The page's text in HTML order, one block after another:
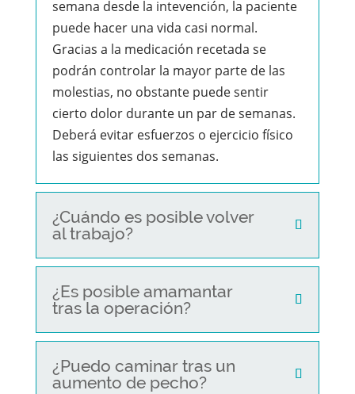
semana desde la intevención, la paciente
puede hacer una vida casi normal.
Gracias a la medicación recetada se
podrán controlar la mayor parte de las
molestias, no obstante puede sentir
cierto dolor durante un par de semanas.
Deberá evitar esfuerzos o ejercicio físico
las siguientes dos semanas.
¿Cuándo es posible volver
al trabajo?
¿Es posible amamantar
tras la operación?
¿Puedo caminar tras un
aumento de pecho?